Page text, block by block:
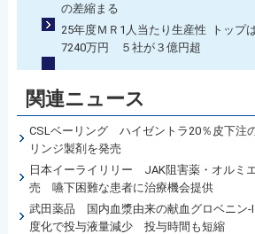
の差縮まる
25年度ＭＲ1人当たり生産性 トップ
7240万円 ５社が３億円超
関連ニュース
CSLベーリング ハイゼントラ20％皮下注
リンジ製剤を発売
日本イーライリリー JAK阻害薬・オルミ
売 嚥下困難な患者に治療機会提供
武田薬品 国内血漿由来の献血グロベニン
度化で投与液量減少 投与時間も短縮